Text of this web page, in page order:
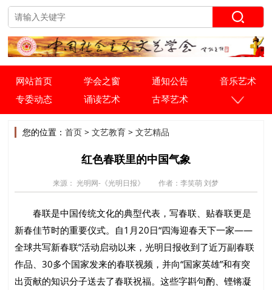
网站首页 学会之窗 通知公告
音乐艺术
专委动态
诵读艺术 古琴艺术
您的位置：首页 >文艺教育 >文艺精品
红色春联里的中国气象
来源： 光明网-《光明日报》 作者：李笑萌 刘梦
春联是中国传统文化的典型代表，写春联、贴春联更是
新春佳节时的重要仪式。自1月20日“四海迎春天下一家——
全球共写新春联”活动启动以来，光明日报收到了近万副春联
作品、30多个国家发来的春联视频，并向“国家英雄”和有突
出贡献的知识分子送去了春联祝福。这些字斟句酌、铿锵凝